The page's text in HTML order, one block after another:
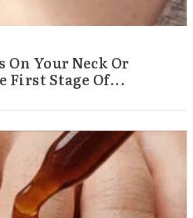
Your Neck Or
First Stage Of...